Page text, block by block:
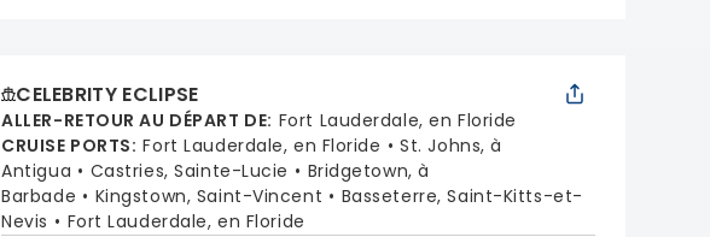
CELEBRITY ECLIPSE
ALLER-RETOUR AU DÉPART DE: Fort Lauderdale, en Floride
CRUISE PORTS: Fort Lauderdale, en Floride
St. Johns, à
Antigua
Castries, Sainte-Lucie
Bridgetown, à
Barbade
Kingstown, Saint-Vincent
Basseterre, Saint-Kitts-et-
Nevis
Fort Lauderdale, en Floride